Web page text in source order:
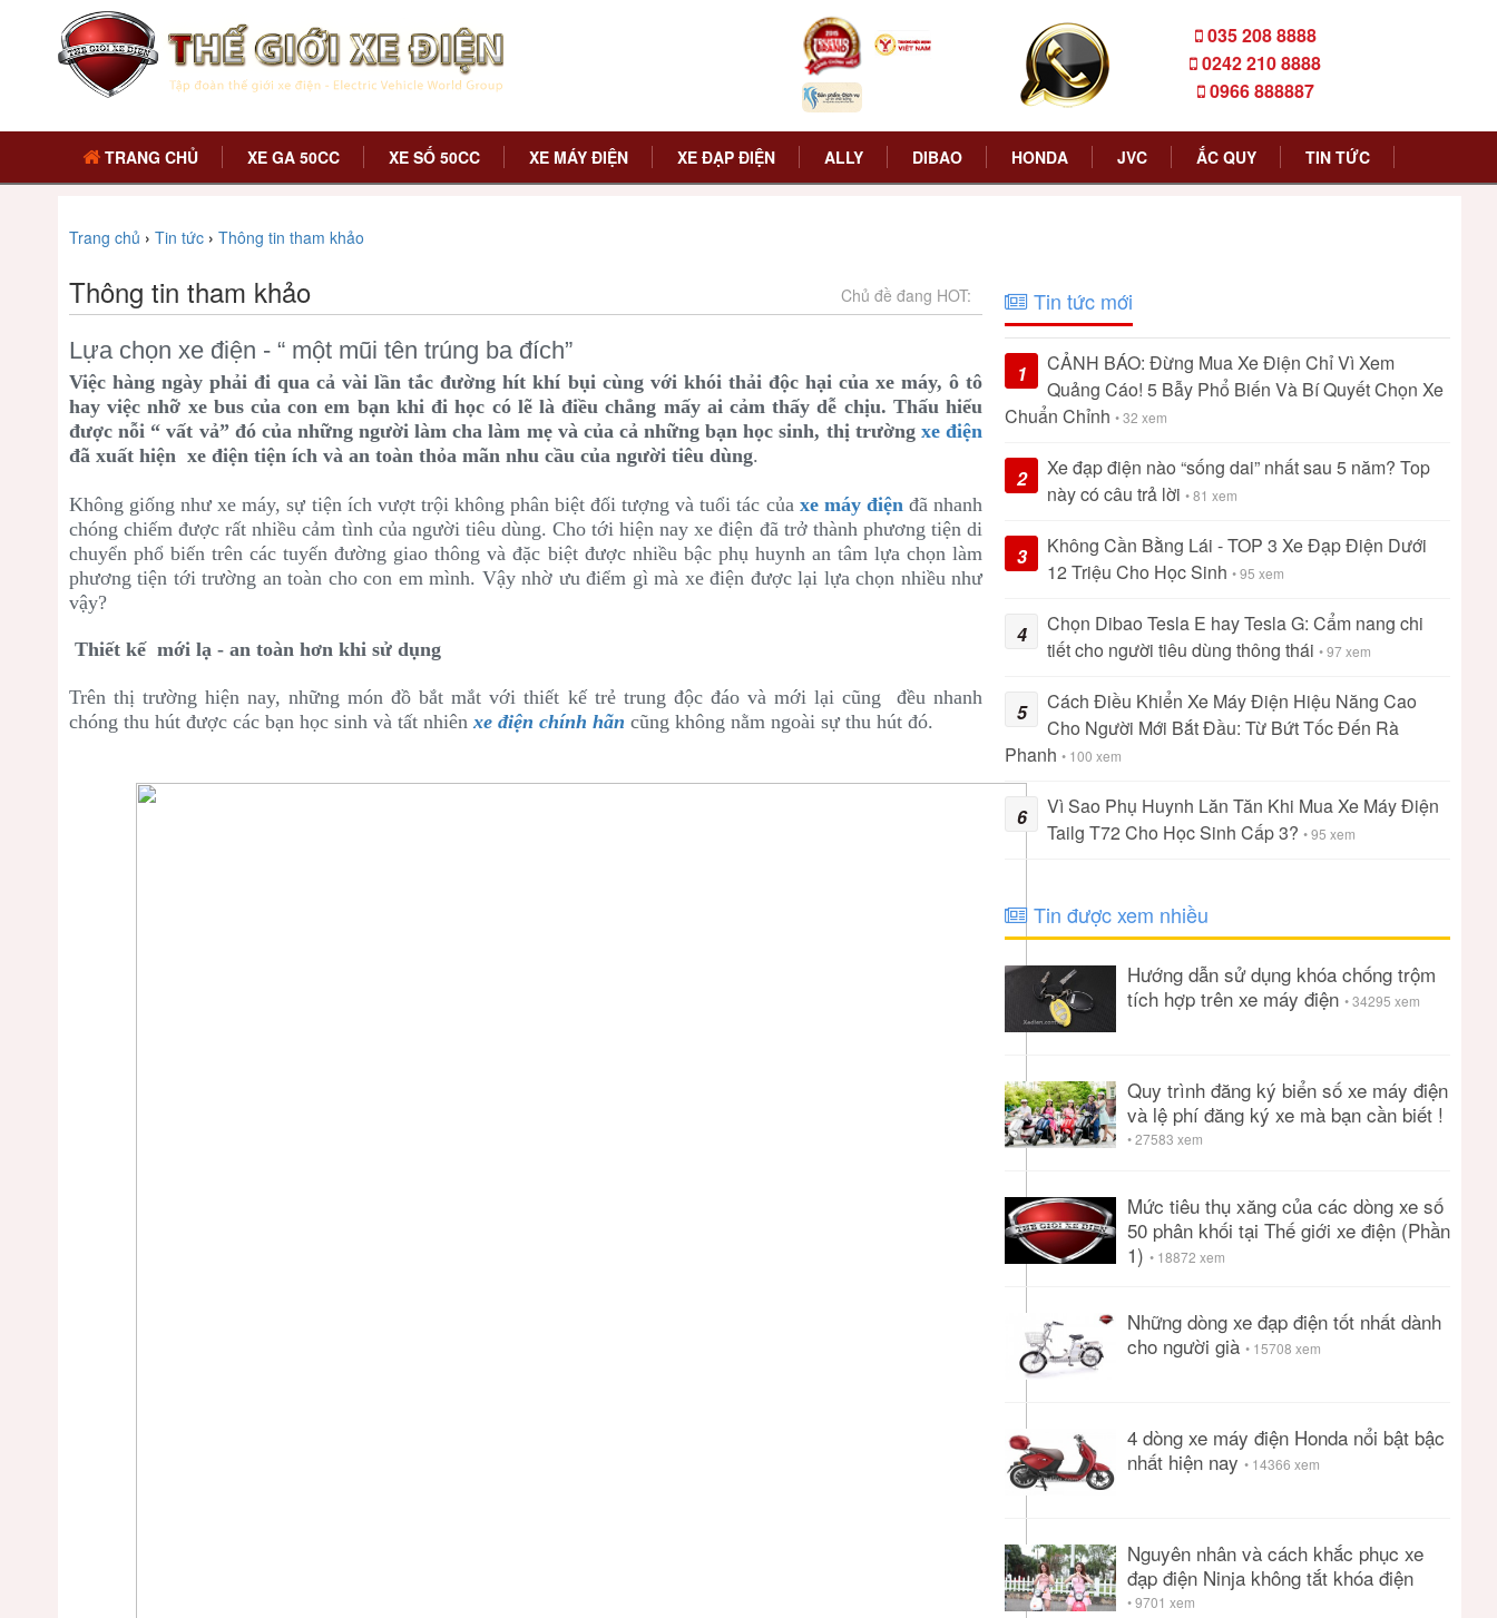
035 208 8888
0242 210 8888
0966 888887
TRANG CHỦ XE GA 50CC XE SỐ 50CC XE MÁY ĐIỆN XE ĐẠP ĐIỆN ALLY DIBAO HONDA JVC ẮC QUY TIN TỨC
Trang chủ › Tin tức › Thông tin tham khảo
Thông tin tham khảo Chủ đề đang HOT:
Lựa chọn xe điện - “ một mũi tên trúng ba đích”
Việc hàng ngày phải đi qua cả vài lần tắc đường hít khí bụi cùng với khói thải độc hại của xe máy, ô tô
hay việc nhỡ xe bus của con em bạn khi đi học có lẽ là điều chẳng mấy ai cảm thấy dễ chịu. Thấu hiểu
được nỗi “ vất vả” đó của những người làm cha làm mẹ và của cả những bạn học sinh, thị trường xe điện
đã xuất hiện xe điện tiện ích và an toàn thỏa mãn nhu cầu của người tiêu dùng.
Không giống như xe máy, sự tiện ích vượt trội không phân biệt đối tượng và tuổi tác của xe máy điệnđã nhanh
chóng chiếm được rất nhiều cảm tình của người tiêu dùng. Cho tới hiện nay xe điện đã trở thành phương tiện di
chuyển phổ biến trên các tuyến đường giao thông và đặc biệt được nhiều bậc phụ huynh an tâm lựa chọn làm
phương tiện tới trường an toàn cho con em mình. Vậy nhờ ưu điểm gì mà xe điện được lại lựa chọn nhiều như
vậy?
Thiết kế mới lạ - an toàn hơn khi sử dụng
Trên thị trường hiện nay, những món đồ bắt mắt với thiết kế trẻ trung độc đáo và mới lại cũng đều nhanh
chóng thu hút được các bạn học sinh và tất nhiênxe điện chính hãn cũng không nằm ngoài sự thu hút đó.
Tin tức mới
1
CẢNH BÁO: Đừng Mua Xe Điện Chỉ Vì Xem
Quảng Cáo! 5 Bẫy Phổ Biến Và Bí Quyết Chọn Xe
Chuẩn Chỉnh • 32 xem
2
Xe đạp điện nào “sống dai” nhất sau 5 năm? Top
này có câu trả lời • 81 xem
3
Không Cần Bằng Lái - TOP 3 Xe Đạp Điện Dưới
12 Triệu Cho Học Sinh • 95 xem
4
Chọn Dibao Tesla E hay Tesla G: Cẩm nang chi
tiết cho người tiêu dùng thông thái • 97 xem
5
Cách Điều Khiển Xe Máy Điện Hiệu Năng Cao
Cho Người Mới Bắt Đầu: Từ Bứt Tốc Đến Rà
Phanh • 100 xem
6
Vì Sao Phụ Huynh Lăn Tăn Khi Mua Xe Máy Điện
Tailg T72 Cho Học Sinh Cấp 3? • 95 xem
Tin được xem nhiều
Hướng dẫn sử dụng khóa chống trộm
tích hợp trên xe máy điện • 34295 xem
Quy trình đăng ký biển số xe máy điện
và lệ phí đăng ký xe mà bạn cần biết !
• 27583 xem
Mức tiêu thụ xăng của các dòng xe số
50 phân khối tại Thế giới xe điện (Phần
1) • 18872 xem
Những dòng xe đạp điện tốt nhất dành
cho người già • 15708 xem
4 dòng xe máy điện Honda nổi bật bậc
nhất hiện nay • 14366 xem
Nguyên nhân và cách khắc phục xe
đạp điện Ninja không tắt khóa điện
• 9701 xem